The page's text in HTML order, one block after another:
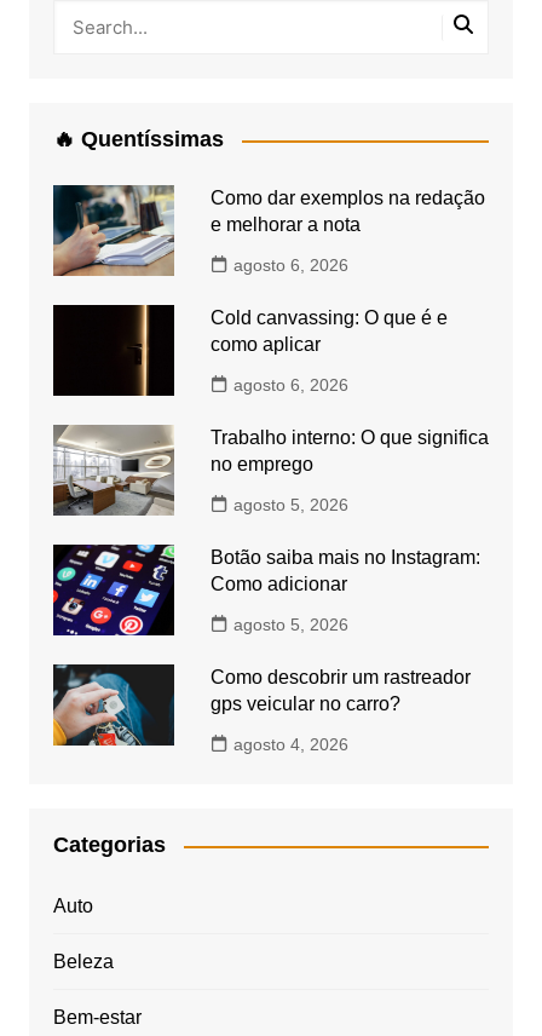
🔥 Quentíssimas
Como dar exemplos na redação
e melhorar a nota
agosto 6, 2026
Cold canvassing: O que é e
como aplicar
agosto 6, 2026
Trabalho interno: O que significa
no emprego
agosto 5, 2026
Botão saiba mais no Instagram:
Como adicionar
agosto 5, 2026
Como descobrir um rastreador
gps veicular no carro?
agosto 4, 2026
Categorias
Auto
Beleza
Bem-estar